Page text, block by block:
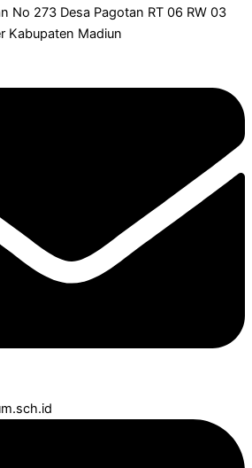
No 273 Desa Pagotan RT 06 RW 03
Kabupaten Madiun